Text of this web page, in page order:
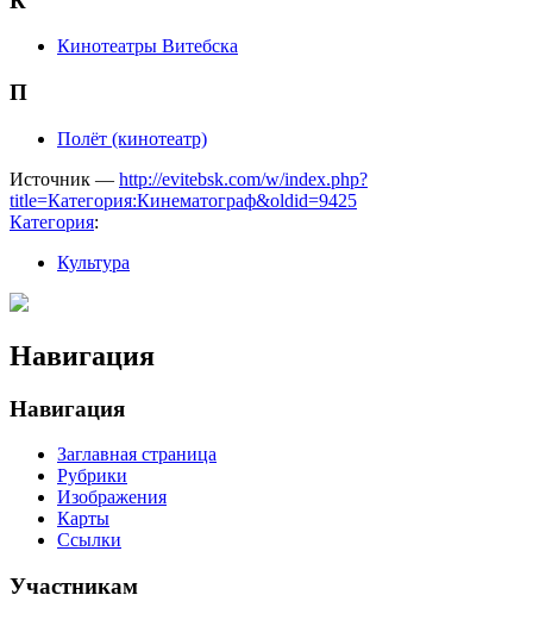
Кинотеатры Витебска
П
Полёт (кинотеатр)
Источник — http://evitebsk.com/w/index.php?
title=Категория:Кинематограф&oldid=9425
Категория:
Культура
Навигация
Навигация
Заглавная страница
Рубрики
Изображения
Карты
Ссылки
Участникам